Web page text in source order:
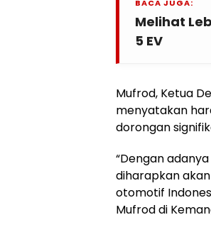
BACA JUGA:
Melihat
5 EV
Mufrod, Ketua
menyatakan
dorongan
“Dengan
diharapkan
otomotif
Mufrod di